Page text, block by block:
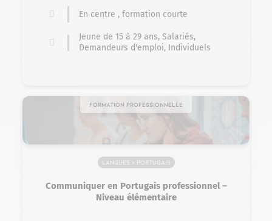
En centre , formation courte
Jeune de 15 à 29 ans, Salariés,
Demandeurs d'emploi, Individuels
Formation professionnelle
Langues > Portugais
Communiquer en Portugais professionnel –
Niveau élémentaire